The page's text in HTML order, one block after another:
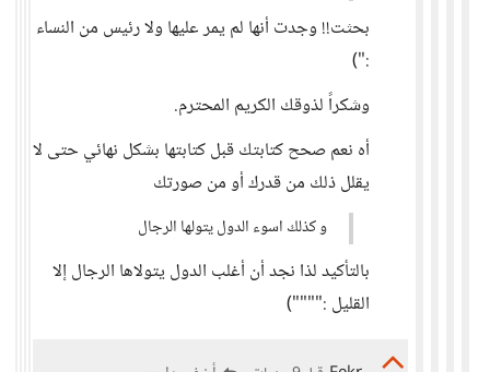
بحثت!! وجدت أنها لم يمر عليها ولا رئيس من النساء
:")
وشكراً لذوقك الكريم المحترم.
أه نعم صحح كتابتك قبل كتابتها بشكل نهائي حتى لا
يقلل ذلك من قدرك أو من صورتك
و كذلك اسوء الدول يتولها الرجال
بالتأكيد لذا نجد أن أغلب الدول يتولاها الرجال إلا
القليل :"""")